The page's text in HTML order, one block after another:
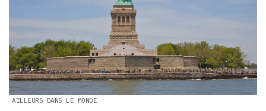
AILLEURS DANS LE MONDE